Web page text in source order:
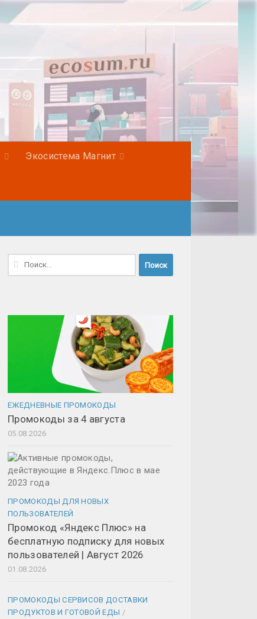
Экосистема Магнит
Найти:
ЕЖЕДНЕВНЫЕ ПРОМОКОДЫ
Промокоды за 4 августа
05.08.2026
ПРОМОКОДЫ ДЛЯ НОВЫХ
ПОЛЬЗОВАТЕЛЕЙ
Промокод «Яндекс Плюс» на
бесплатную подписку для новых
пользователей | Август 2026
01.08.2026
ПРОМОКОДЫ СЕРВИСОВ ДОСТАВКИ
ПРОДУКТОВ И ГОТОВОЙ ЕДЫ /